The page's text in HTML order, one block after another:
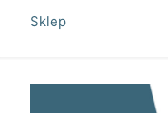
Sklep